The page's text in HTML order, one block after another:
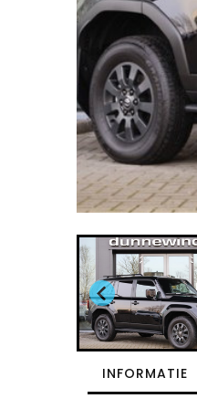
INFORMATIE